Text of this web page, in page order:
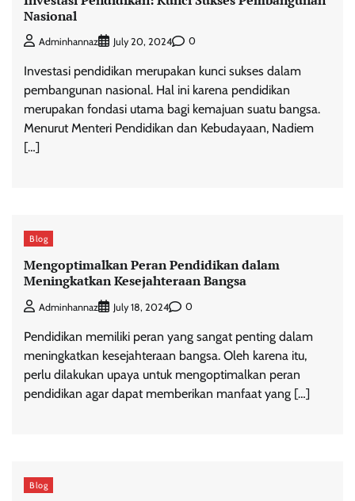
Nasional
Adminhannaz July 20, 2024 0
Investasi pendidikan merupakan kunci sukses dalam
pembangunan nasional. Hal ini karena pendidikan
merupakan fondasi utama bagi kemajuan suatu bangsa.
Menurut Menteri Pendidikan dan Kebudayaan, Nadiem
[…]
Blog
Mengoptimalkan Peran Pendidikan dalam
Meningkatkan Kesejahteraan Bangsa
Adminhannaz July 18, 2024 0
Pendidikan memiliki peran yang sangat penting dalam
meningkatkan kesejahteraan bangsa. Oleh karena itu,
perlu dilakukan upaya untuk mengoptimalkan peran
pendidikan agar dapat memberikan manfaat yang […]
Blog